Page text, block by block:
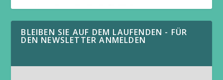
BLEIBEN SIE AUF DEM LAUFENDEN - FÜR
DEN NEWSLETTER ANMELDEN